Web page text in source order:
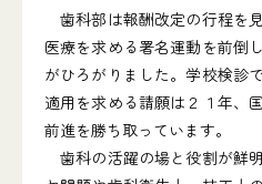
歯科部は報酬改定の行程を
医療を求める署名運動を前倒
がひろがりました。学校検診
適用を求める請願は２１年、
前進を勝ち取っています。
歯科の活躍の場と役割が鮮